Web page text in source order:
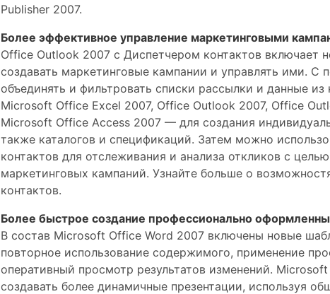
Publisher 2007.
Более эффективное управление маркетинговыми
Office Outlook 2007 с Диспетчером контактов включает
создавать маркетинговые кампании и управлять ими.
объединять и фильтровать списки рассылки и данные
Microsoft Office Excel 2007, Office Outlook 2007, Office
Microsoft Office Access 2007 — для создания
также каталогов и спецификаций. Затем можно
контактов для отслеживания и анализа откликов с
маркетинговых кампаний. Узнайте больше о
контактов.
Более быстрое создание профессионально
В состав Microsoft Office Word 2007 включены новые
повторное использование содержимого, применение
оперативный просмотр результатов изменений.
создавать более динамичные презентации, используя